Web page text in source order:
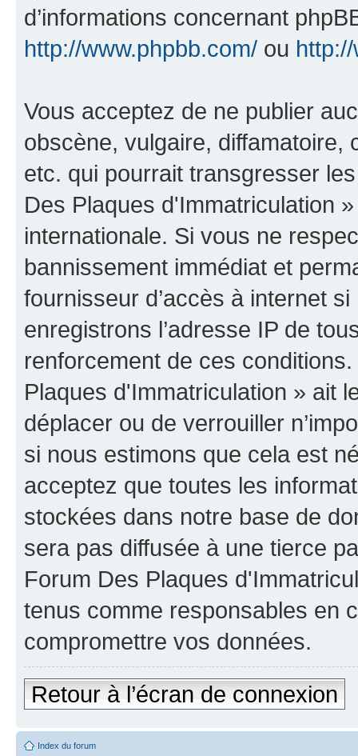
d’informations concernant
http://www.phpbb.com/ ou
Vous acceptez de ne publier
obscène, vulgaire, diffamatoire,
etc. qui pourrait transgresser
Des Plaques d'Immatriculation
internationale. Si vous ne
bannissement immédiat et
fournisseur d’accès à internet
enregistrons l’adresse IP de
renforcement de ces
Plaques d'Immatriculation » ait
déplacer ou de verrouiller
si nous estimons que cela est
acceptez que toutes les
stockées dans notre base de
sera pas diffusée à une tierce
Forum Des Plaques
tenus comme responsables en
compromettre vos données.
Retour à l’écran de connexion
Index du forum